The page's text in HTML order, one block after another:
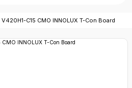
V420H1-C15 CMO INNOLUX T-Con Board